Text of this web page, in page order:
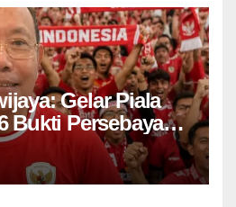
Gelar Piala
Bukti Persebaya
Juara